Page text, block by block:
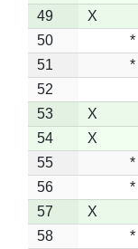
49
X
50
*
51
*
52
53
X
54
X
55
*
56
*
57
X
58
*